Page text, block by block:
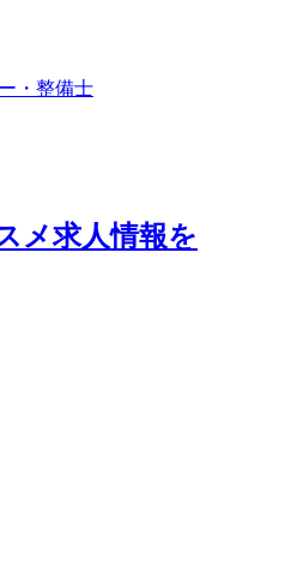
・整備士
メ求人情報を